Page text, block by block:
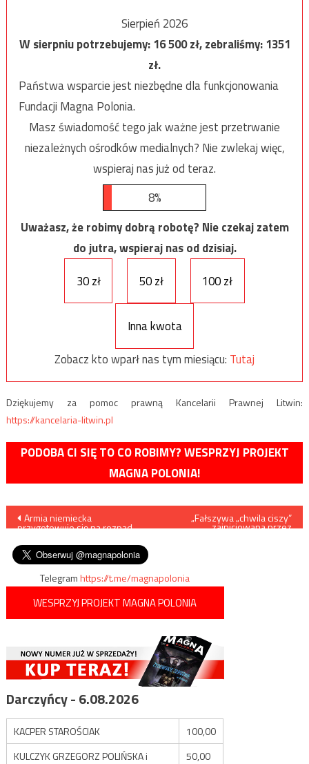
Sierpień 2026
W sierpniu potrzebujemy:16 500zł, zebraliśmy:1351
zł.
Państwa wsparcie jest niezbędne dla funkcjonowania
Fundacji Magna Polonia.
Masz świadomość tego jak ważne jest przetrwanie
niezależnych ośrodków medialnych? Nie zwlekaj więc,
wspieraj nas już od teraz.
8%
Uważasz, że robimy dobrą robotę? Nie czekaj zatem
do jutra, wspieraj nas od dzisiaj.
30 zł
50 zł 100 zł
Inna kwota
Zobacz kto wparł nas tym miesiącu: Tutaj
Dziękujemy za pomoc prawną Kancelarii Prawnej Litwin:
https://kancelaria-litwin.pl
PODOBA CI SIĘ TO CO ROBIMY? WESPRZYJ PROJEKT
MAGNA POLONIA!
Nawigacja
wpisu
Armia niemiecka
przygotowuje się na rozpad
„Fałszywa „chwila ciszy”
zainicjowana przez
Telegramhttps://t.me/magnapolonia
WESPRZYJ PROJEKT MAGNA POLONIA
Darczyńcy - 6.08.2026
KACPER STAROŚCIAK
100,00
KULCZYK GRZEGORZ POLIŃSKA i
50,00